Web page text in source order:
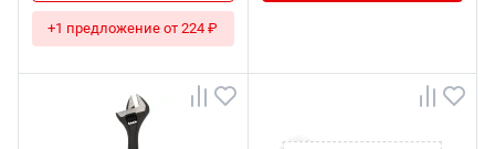
+1 предложение от 224 ₽